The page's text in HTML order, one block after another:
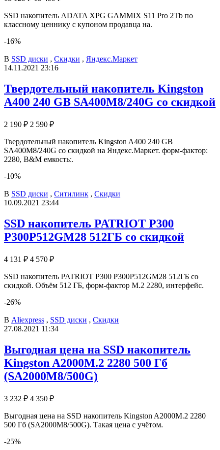
SSD накопитель ADATA XPG GAMMIX S11 Pro 2Tb по
классному ценнику с купоном продавца на.
-16%
В SSD диски , Скидки , Яндекс.Маркет
14.11.2021 23:16
Твердотельный накопитель Kingston
A400 240 GB SA400M8/240G со скидкой
2 190 ₽ 2 590 ₽
Твердотельный накопитель Kingston A400 240 GB
SA400M8/240G со скидкой на Яндекс.Маркет. форм-фактор:
2280, B&M емкость:.
-10%
В SSD диски , Ситилинк , Скидки
10.09.2021 23:44
SSD накопитель PATRIOT P300
P300P512GM28 512ГБ со скидкой
4 131 ₽ 4 570 ₽
SSD накопитель PATRIOT P300 P300P512GM28 512ГБ со
скидкой. Объём 512 ГБ, форм-фактор M.2 2280, интерфейс.
-26%
В Aliexpress , SSD диски , Скидки
27.08.2021 11:34
Выгодная цена на SSD накопитель
Kingston A2000M.2 2280 500 Гб
(SA2000M8/500G)
3 232 ₽ 4 350 ₽
Выгодная цена на SSD накопитель Kingston A2000M.2 2280
500 Гб (SA2000M8/500G). Такая цена с учётом.
-25%